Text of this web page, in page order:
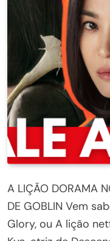
A LIÇÃO DORAMA
DE GOBLIN Vem
Glory, ou A lição